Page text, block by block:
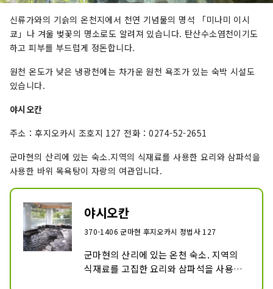
신류가와의 기슭의 온천지에서 천연 기념물의 명석 「미나미 이시
쿄」나 겨울 벚꽃의 명소로도 알려져 있습니다. 탄산수소염천이기도
하고 피부를 부드럽게 정돈합니다.
원천 온도가 낮은 냉광천에는 차가운 원천 욕조가 있는 숙박 시설도
있습니다.
야시오칸
주소：후지오카시 조호지 127 전화：0274-52-2651
군마현의 산리에 있는 숙소.지역의 식재료를 사용한 요리와 삼파석을
사용한 바위 목욕탕이 자랑의 여관입니다.
야시오칸
370-1406 군마현 후지오카시 정법사 127
군마현의 산리에 있는 온천 숙소. 지역의
식재료를 고집한 요리와 삼파석을 사용한